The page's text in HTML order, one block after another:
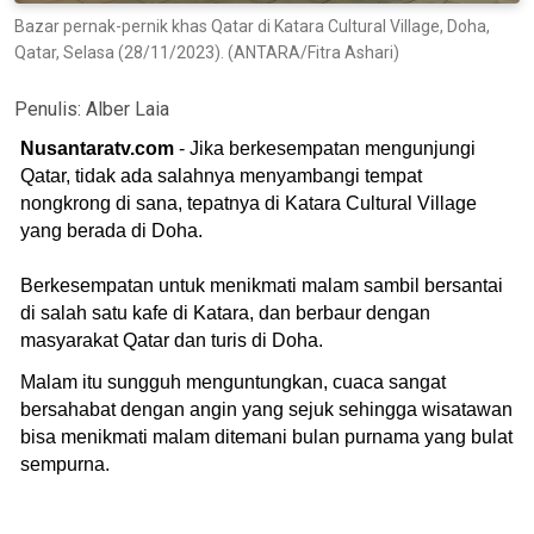
Bazar pernak-pernik khas Qatar di Katara Cultural Village, Doha,
Qatar, Selasa (28/11/2023). (ANTARA/Fitra Ashari)
Penulis: Alber Laia
Nusantaratv.com - Jika berkesempatan mengunjungi
Qatar, tidak ada salahnya menyambangi tempat
nongkrong di sana, tepatnya di Katara Cultural Village
yang berada di Doha.
Berkesempatan untuk menikmati malam sambil bersantai
di salah satu kafe di Katara, dan berbaur dengan
masyarakat Qatar dan turis di Doha.
Malam itu sungguh menguntungkan, cuaca sangat
bersahabat dengan angin yang sejuk sehingga wisatawan
bisa menikmati malam ditemani bulan purnama yang bulat
sempurna.